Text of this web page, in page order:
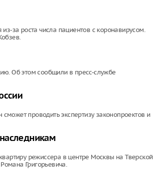
за роста числа пациентов с коронавирусом.
Об этом сообщили в пресс-службе
проводить экспертизу законопроектов и
режиссера в центре Москвы на Тверской
Григорьевича.